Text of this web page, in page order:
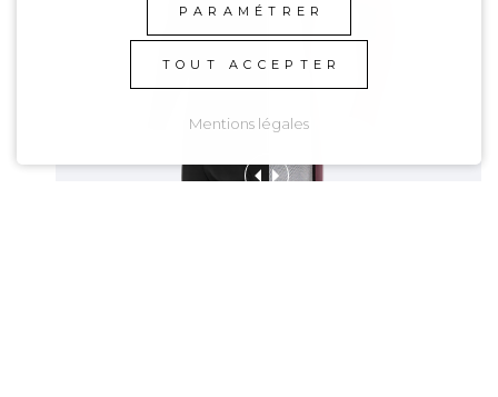
PARAMÉTRER
TOUT ACCEPTER
Mentions légales